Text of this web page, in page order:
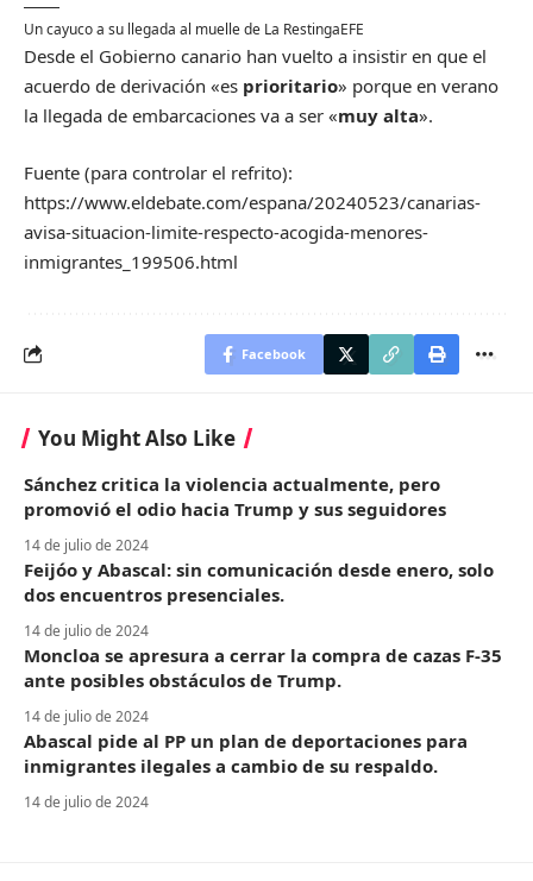
Un cayuco a su llegada al muelle de La RestingaEFE
Desde el Gobierno canario han vuelto a insistir en que el
acuerdo de derivación «es prioritario» porque en verano
la llegada de embarcaciones va a ser «muy alta».
Fuente (para controlar el refrito):
https://www.eldebate.com/espana/20240523/canarias-
avisa-situacion-limite-respecto-acogida-menores-
inmigrantes_199506.html
Facebook
You Might Also Like
Sánchez critica la violencia actualmente, pero
promovió el odio hacia Trump y sus seguidores
14 de julio de 2024
Feijóo y Abascal: sin comunicación desde enero, solo
dos encuentros presenciales.
14 de julio de 2024
Moncloa se apresura a cerrar la compra de cazas F-35
ante posibles obstáculos de Trump.
14 de julio de 2024
Abascal pide al PP un plan de deportaciones para
inmigrantes ilegales a cambio de su respaldo.
14 de julio de 2024